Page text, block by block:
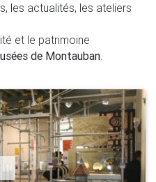
les actualités, les ateliers
et le patrimoine
de Montauban.